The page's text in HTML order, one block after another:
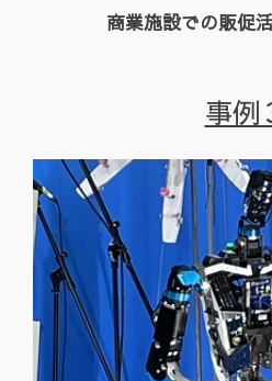
商業施設での販促
事例